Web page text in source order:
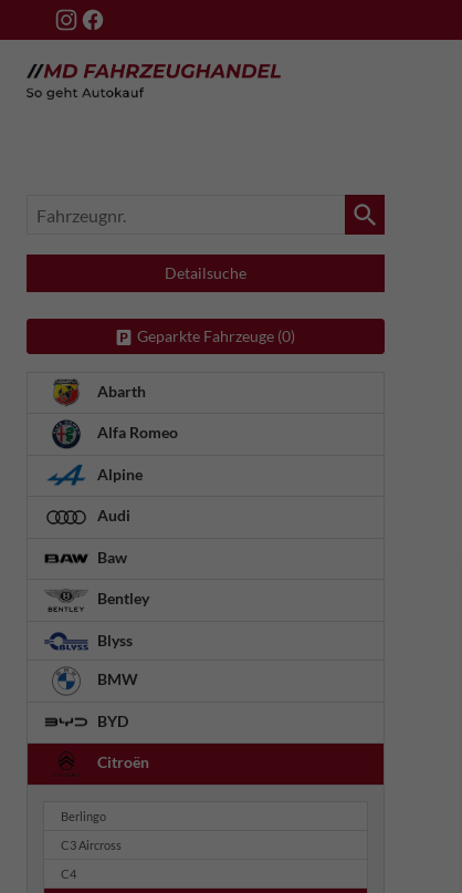
Fahrzeugnr.
Detailsuche
Geparkte Fahrzeuge (0)
Abarth
Alfa Romeo
Alpine
Audi
Baw
Bentley
Blyss
BMW
BYD
Citroën
Berlingo
C3 Aircross
C4